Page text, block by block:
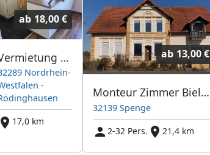
ab 18,00 €
Vermietung und Verpachtung
Nordrhein-
-
17,0 km
ab 13,00 €
Monteur Zimmer Bielefeld ***Bahnhof Wallenbrück***
32139 Spenge
2-32 Pers.
21,4 km